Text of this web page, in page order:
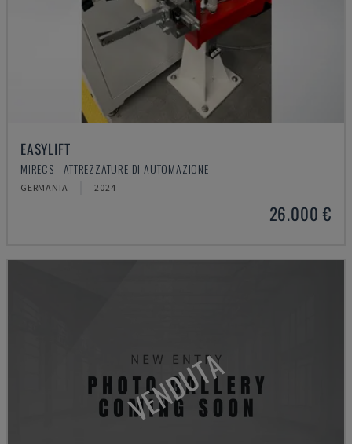
EASYLIFT
MIRECS - ATTREZZATURE DI AUTOMAZIONE
GERMANIA 2024
26.000 €
VENDUTA